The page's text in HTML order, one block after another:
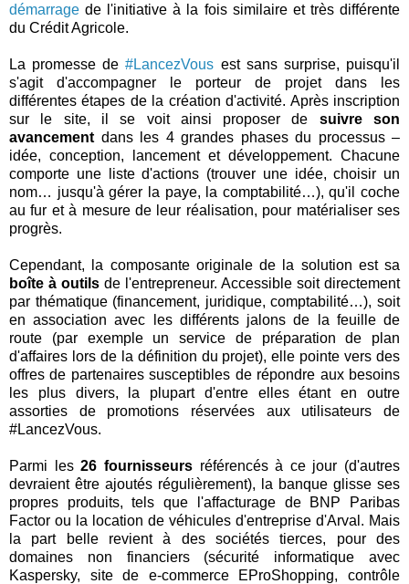
démarrage de l'initiative à la fois similaire et très différente
du Crédit Agricole.
La promesse de#LancezVous est sans surprise, puisqu'il
s'agit d'accompagner le porteur de projet dans les
différentes étapes de la création d'activité. Après inscription
sur le site, il se voit ainsi proposer de suivre son
avancement dans les 4 grandes phases du processus –
idée, conception, lancement et développement. Chacune
comporte une liste d'actions (trouver une idée, choisir un
nom… jusqu'à gérer la paye, la comptabilité…), qu'il coche
au fur et à mesure de leur réalisation, pour matérialiser ses
progrès.
Cependant, la composante originale de la solution est sa
boîte à outils de l'entrepreneur. Accessible soit directement
par thématique (financement, juridique, comptabilité…), soit
en association avec les différents jalons de la feuille de
route (par exemple un service de préparation de plan
d'affaires lors de la définition du projet), elle pointe vers des
offres de partenaires susceptibles de répondre aux besoins
les plus divers, la plupart d'entre elles étant en outre
assorties de promotions réservées aux utilisateurs de
#LancezVous.
Parmi les26 fournisseursréférencés à ce jour (d'autres
devraient être ajoutés régulièrement), la banque glisse ses
propres produits, tels que l'affacturage de BNP Paribas
Factor ou la location de véhicules d'entreprise d'Arval. Mais
la part belle revient à des sociétés tierces, pour des
domaines non financiers (sécurité informatique avec
Kaspersky, site de e-commerce EProShopping, contrôle